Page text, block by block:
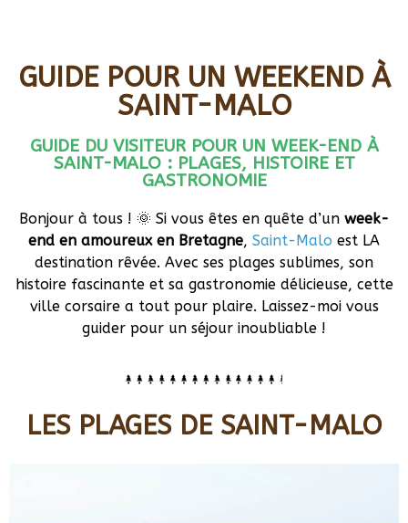
GUIDE POUR UN WEEKEND À
SAINT-MALO
GUIDE DU VISITEUR POUR UN WEEK-END À
SAINT-MALO : PLAGES, HISTOIRE ET
GASTRONOMIE
Bonjour à tous ! 🌞 Si vous êtes en quête d’un week-
end en amoureux en Bretagne, Saint-Malo est LA
destination rêvée. Avec ses plages sublimes, son
histoire fascinante et sa gastronomie délicieuse, cette
ville corsaire a tout pour plaire. Laissez-moi vous
guider pour un séjour inoubliable !
LES PLAGES DE SAINT-MALO